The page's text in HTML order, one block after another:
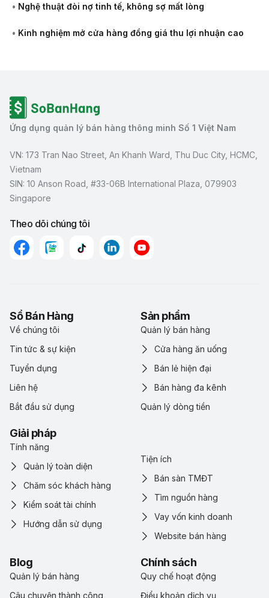
• Nghệ thuật đòi nợ tinh tế, không sợ mất lòng
• Kinh nghiệm mở cửa hàng đồng giá thu lợi nhuận cao
Ứng dụng quản lý bán hàng thông minh Số 1 Việt Nam
VN: 173 Tran Nao Street, An Khanh Ward, Thu Duc City, HCMC,
Vietnam
SIN: 10 Anson Road, #33-06B International Plaza, 079903
Singapore
Theo dõi chúng tôi
Sổ Bán Hàng
Về chúng tôi
Tin tức & sự kiện
Tuyển dụng
Liên hệ
Bắt đầu sử dụng
Sản phẩm
Quản lý bán hàng
Cửa hàng ăn uống
Bán lẻ hiện đại
Bán hàng đa kênh
Quản lý dòng tiền
Giải pháp
Tính năng
Quản lý toàn diện
Chăm sóc khách hàng
Kiểm soát tài chính
Hướng dẫn sử dụng
Tiện ích
Bán sàn TMĐT
Tìm nguồn hàng
Vay vốn kinh doanh
Website bán hàng
Blog
Quản lý bán hàng
Câu chuyện thành công
Chính sách
Quy chế hoạt động
Điểu khoản dịch vụ